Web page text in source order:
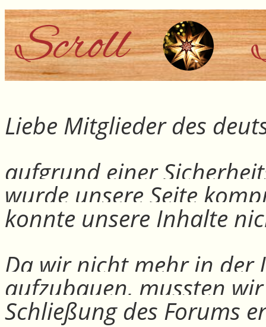
Liebe Mitglieder des
aufgrund einer
wurde unsere Seite
konnte unsere Inhalte
Da wir nicht mehr in der
aufzubauen, mussten
Schließung des Forums